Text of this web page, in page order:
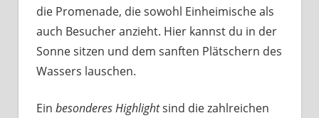
die Promenade, die sowohl Einheimische als
auch Besucher anzieht. Hier kannst du in der
Sonne sitzen und dem sanften Plätschern des
Wassers lauschen.
Ein besonderes Highlightsind die zahlreichen